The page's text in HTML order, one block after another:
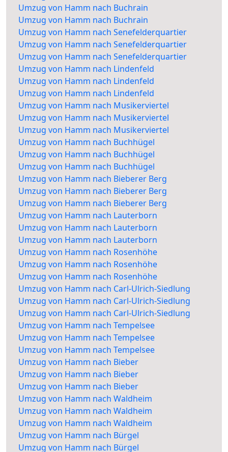
Umzug von Hamm nach Buchrain
Umzug von Hamm nach Buchrain
Umzug von Hamm nach Senefelderquartier
Umzug von Hamm nach Senefelderquartier
Umzug von Hamm nach Senefelderquartier
Umzug von Hamm nach Lindenfeld
Umzug von Hamm nach Lindenfeld
Umzug von Hamm nach Lindenfeld
Umzug von Hamm nach Musikerviertel
Umzug von Hamm nach Musikerviertel
Umzug von Hamm nach Musikerviertel
Umzug von Hamm nach Buchhügel
Umzug von Hamm nach Buchhügel
Umzug von Hamm nach Buchhügel
Umzug von Hamm nach Bieberer Berg
Umzug von Hamm nach Bieberer Berg
Umzug von Hamm nach Bieberer Berg
Umzug von Hamm nach Lauterborn
Umzug von Hamm nach Lauterborn
Umzug von Hamm nach Lauterborn
Umzug von Hamm nach Rosenhöhe
Umzug von Hamm nach Rosenhöhe
Umzug von Hamm nach Rosenhöhe
Umzug von Hamm nach Carl-Ulrich-Siedlung
Umzug von Hamm nach Carl-Ulrich-Siedlung
Umzug von Hamm nach Carl-Ulrich-Siedlung
Umzug von Hamm nach Tempelsee
Umzug von Hamm nach Tempelsee
Umzug von Hamm nach Tempelsee
Umzug von Hamm nach Bieber
Umzug von Hamm nach Bieber
Umzug von Hamm nach Bieber
Umzug von Hamm nach Waldheim
Umzug von Hamm nach Waldheim
Umzug von Hamm nach Waldheim
Umzug von Hamm nach Bürgel
Umzug von Hamm nach Bürgel